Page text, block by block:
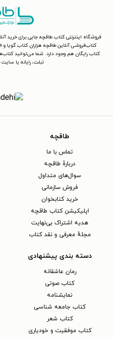
فروشگاه اینترنتی کتاب طاقچه جایی برای خرید
کتاب‌فروشی آنلاین طاقچه هزاران کتاب گویا
کتاب رایگان هم وجود دارد. شما می‌توانید
تبلت، رایانه یا
طاقچه
تماس با ما
دربارهٔ طاقچه
سوال‌های متداول
فروش سازمانی
خرید کتابخوان
اپلیکیشن کتاب طاقچه
هدیه اشتراک بی‌نهایت
مجلهٔ معرفی و نقد کتاب
دسته بندی پیشنهادی
رمان عاشقانه
کتاب‌ صوتی
نمایشنامه
کتاب جامعه شناسی
کتاب شعر
کتاب موفقیت و خودیاری